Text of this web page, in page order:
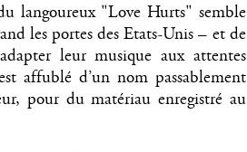
langoureux "Love Hurts" semble
les portes des Etats-Unis – et de
leur musique aux attentes
affublé d’un nom passablement
pour du matériau enregistré au